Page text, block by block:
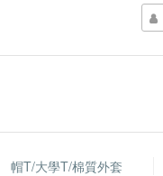
帽T/大學T/棉質外套